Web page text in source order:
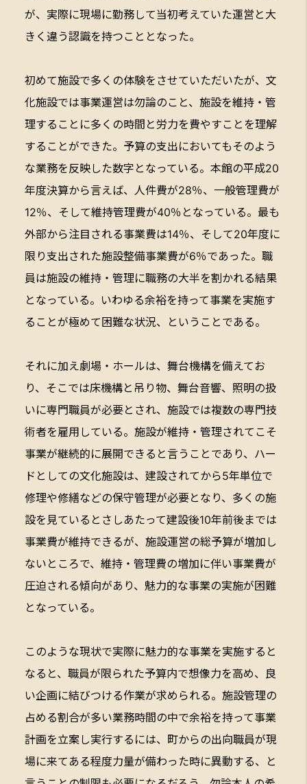
が、実際に現場に勤務して当初考えていた運営と大
きく違う認識を持つこととなった。
初めて施設で多くの体験をさせていただいたが、文
化施設では事業運営は勿論のこと、施設を維持・管
理することに多くの時間と労力を費やすことを理解
することができた。予算の支出においてもそのよう
な業務を反映した数字となっている。本館の平成20
年度決算から言えば、人件費が28％、一般管理費が
12％、そして維持管理費が40％となっている。最も
外部から注目される事業費は14％、そして20年度に
限り支出された施設整備事業費が6％であった。職
員は施設の維持・管理に職務の大半を割かれる結果
となっている。いわゆる余裕を持って事業を実施す
ることが極めて困難な状況、ということである。
それに加え劇場・ホールは、舞台機構を備えてお
り、そこでは床機構と吊り物、舞台音響、照明の扱
いに専門職員が必要とされ、施設では複数の専門技
術者を雇用している。施設が維持・管理されてこそ
事業が継続的に展開できると言うことであり、ハー
ドとしての文化施設は、建設されてから5年単位で
修理や修繕などの保守管理が必要となり、多くの施
設を見ているとさしあたって建設後10年前後までは
事業費が維持できるが、施設運営の総予算が増加し
ないところで、維持・管理費の増加に伴い事業費が
圧迫される傾向があり、魅力的な事業の実施が困難
となっている。
このような現状で実際に魅力的な事業を実施すると
なると、職員が限られた予算内で想像力を高め、良
い企画に結びつける作業が求められる。施設管理の
占める割合が多い業務時間の中で余裕を持って事業
計画を立案し実行するには、町からの出向職員が現
場に来てある程度力量が備わった時に異動する、と